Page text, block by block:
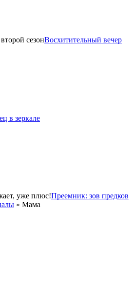
сезонВосхитительный вечер
в зеркале
уже плюс!Преемник: зов предков
» Мама